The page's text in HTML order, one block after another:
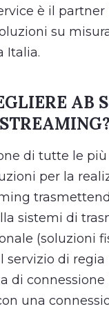
è il partner
su
Italia.
AB
di tutte le
per la
sistemi di
(soluzioni
servizio di regia
di
una